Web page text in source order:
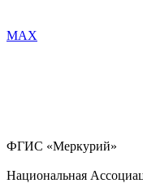
MAX
ФГИС «Меркурий»
Национальная